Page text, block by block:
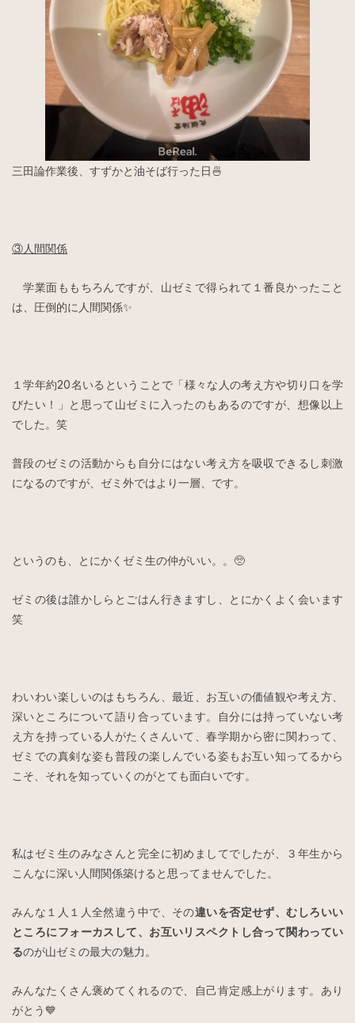
三田論作業後、すずかと油そば行った日🍜
③人間関係
学業面ももちろんですが、山ゼミで得られて１番良かったこと
は、圧倒的に人間関係✨
１学年約20名いるということで「様々な人の考え方や切り口を学
びたい！」と思って山ゼミに入ったのもあるのですが、想像以上
でした。笑
普段のゼミの活動からも自分にはない考え方を吸収できるし刺激
になるのですが、ゼミ外ではより一層、です。
というのも、とにかくゼミ生の仲がいい。。🥺
ゼミの後は誰かしらとごはん行きますし、とにかくよく会います
笑
わいわい楽しいのはもちろん、最近、お互いの価値観や考え方、
深いところについて語り合っています。自分には持っていない考
え方を持っている人がたくさんいて、春学期から密に関わって、
ゼミでの真剣な姿も普段の楽しんでいる姿もお互い知ってるから
こそ、それを知っていくのがとても面白いです。
私はゼミ生のみなさんと完全に初めましてでしたが、３年生から
こんなに深い人間関係築けると思ってませんでした。
みんな１人１人全然違う中で、その違いを否定せず、むしろいい
ところにフォーカスして、お互いリスペクトし合って関わってい
るのが山ゼミの最大の魅力。
みんなたくさん褒めてくれるので、自己肯定感上がります。あり
がとう💙